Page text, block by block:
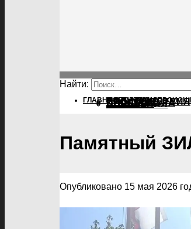
Найти:
ГЛАВНАЯПОЛИТИКА
ПОЛИТИКА
ПРОИСШЕСТВИЯ
ПРОКУРАТУРА
СПОРТ
КУЛЬТУРА
ПОСЕЛЕНИЯ
Памятный
Опубликовано 15 мая 2026